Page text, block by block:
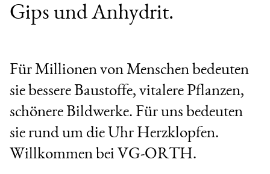
Gips und Anhydrit.
Für Millionen von Menschen bedeuten
sie bessere Baustoffe, vitalere Pflanzen,
schönere Bildwerke. Für uns bedeuten
sie rund um die Uhr Herzklopfen.
Willkommen bei VG‑ORTH.